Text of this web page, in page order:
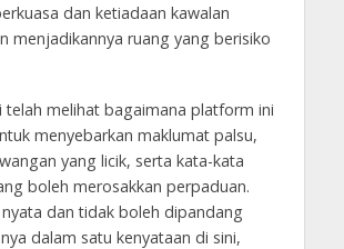
dan ketiadaan kawalan
menjadikannya ruang yang berisiko
telah melihat bagaimana platform ini
menyebarkan maklumat palsu,
yang licik, serta kata-kata
boleh merosakkan perpaduan.
dan tidak boleh dipandang
dalam satu kenyataan di sini,